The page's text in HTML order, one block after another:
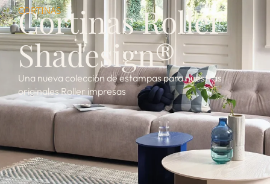
CORTINAS
Cortinas Roller
Shadesign®
Una nueva colección de estampas para nuestras
originales Roller impresas